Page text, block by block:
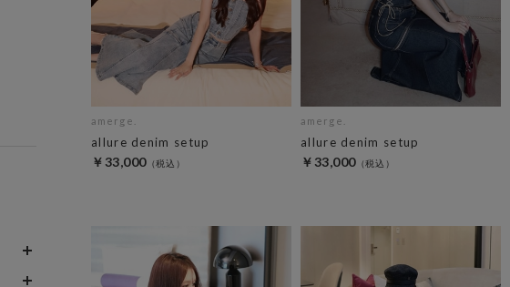
amerge.
allure denim setup
￥33,000
amerge.
allure denim setup
￥33,000